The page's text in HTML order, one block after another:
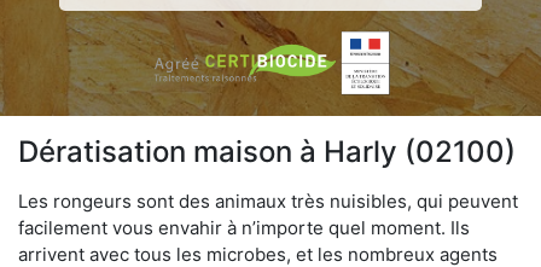
Dératisation maison à Harly (02100)
Les rongeurs sont des animaux très nuisibles, qui peuvent
facilement vous envahir à n’importe quel moment. Ils
arrivent avec tous les microbes, et les nombreux agents